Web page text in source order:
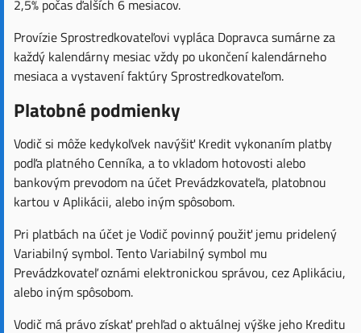
2,5% počas ďalších 6 mesiacov.
Provízie Sprostredkovateľovi vypláca Dopravca sumárne za
každý kalendárny mesiac vždy po ukončení kalendárneho
mesiaca a vystavení faktúry Sprostredkovateľom.
Platobné podmienky
Vodič si môže kedykoľvek navýšiť Kredit vykonaním platby
podľa platného Cenníka, a to vkladom hotovosti alebo
bankovým prevodom na účet Prevádzkovateľa, platobnou
kartou v Aplikácii, alebo iným spôsobom.
Pri platbách na účet je Vodič povinný použiť jemu pridelený
Variabilný symbol. Tento Variabilný symbol mu
Prevádzkovateľ oznámi elektronickou správou, cez Aplikáciu,
alebo iným spôsobom.
Vodič má právo získať prehľad o aktuálnej výške jeho Kreditu